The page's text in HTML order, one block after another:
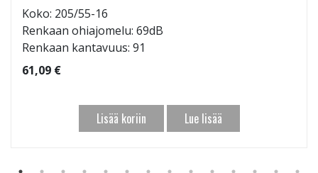
Koko: 205/55-16
Renkaan ohiajomelu: 69dB
Renkaan kantavuus: 91
61,09 €
Lisää koriin Lue lisää